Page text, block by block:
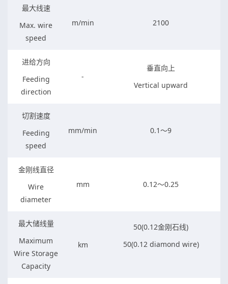
最大线速
Max. wire
speed
m/min 2100
进给方向
Feeding
direction
-
垂直向上
Vertical upward
切割速度
Feeding
speed
mm/min 0.1～9
金刚线直径
Wire
diameter
mm 0.12～0.25
最大储线量
Maximum
Wire Storage
Capacity
km
50(0.12金刚石线)
50(0.12 diamond wire)